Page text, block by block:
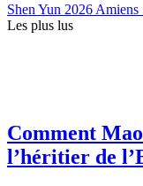
Shen Yun 2026
Les plus lus
Comment
l’héritier de